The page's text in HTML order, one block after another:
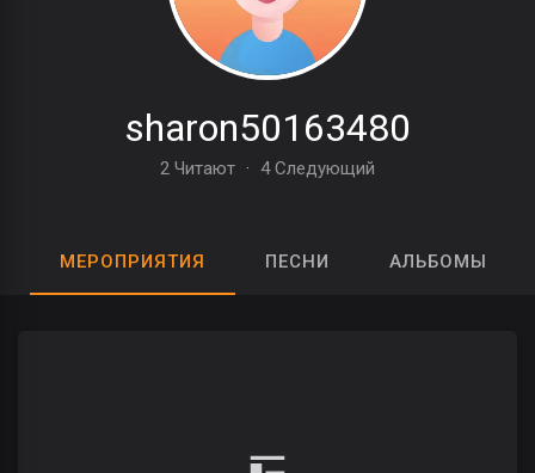
sharon50163480
2 Читают · 4 Следующий
МЕРОПРИЯТИЯ ПЕСНИ АЛЬБОМЫ